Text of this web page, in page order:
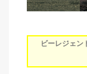
ビーレジェン